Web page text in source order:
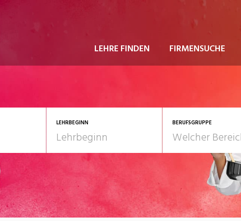
LEHRE FINDEN FIRMENSUCHE
LEHRBEGINN BERUFSGRUPPE
Gesundheit/Pflege/Soziales
Telco
Kultur